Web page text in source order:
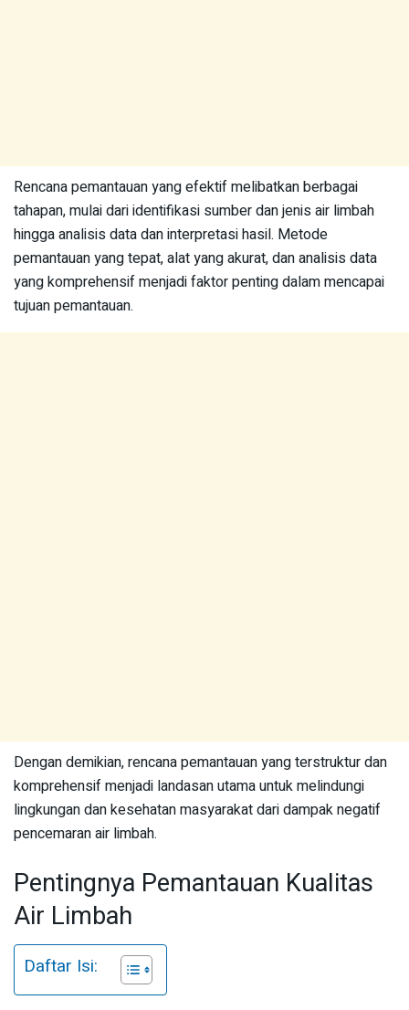
Rencana pemantauan yang efektif melibatkan berbagai
tahapan, mulai dari identifikasi sumber dan jenis air limbah
hingga analisis data dan interpretasi hasil. Metode
pemantauan yang tepat, alat yang akurat, dan analisis data
yang komprehensif menjadi faktor penting dalam mencapai
tujuan pemantauan.
Dengan demikian, rencana pemantauan yang terstruktur dan
komprehensif menjadi landasan utama untuk melindungi
lingkungan dan kesehatan masyarakat dari dampak negatif
pencemaran air limbah.
Pentingnya Pemantauan Kualitas
Air Limbah
Daftar Isi: